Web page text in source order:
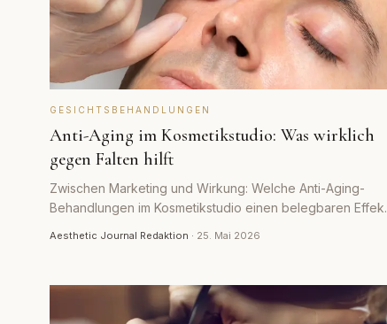
GESICHTSBEHANDLUNGEN
Anti-Aging im Kosmetikstudio: Was wirklich
gegen Falten hilft
Zwischen Marketing und Wirkung: Welche Anti-Aging-
Behandlungen im Kosmetikstudio einen belegbaren Effekt
Aesthetic Journal Redaktion · 25. Mai 2026